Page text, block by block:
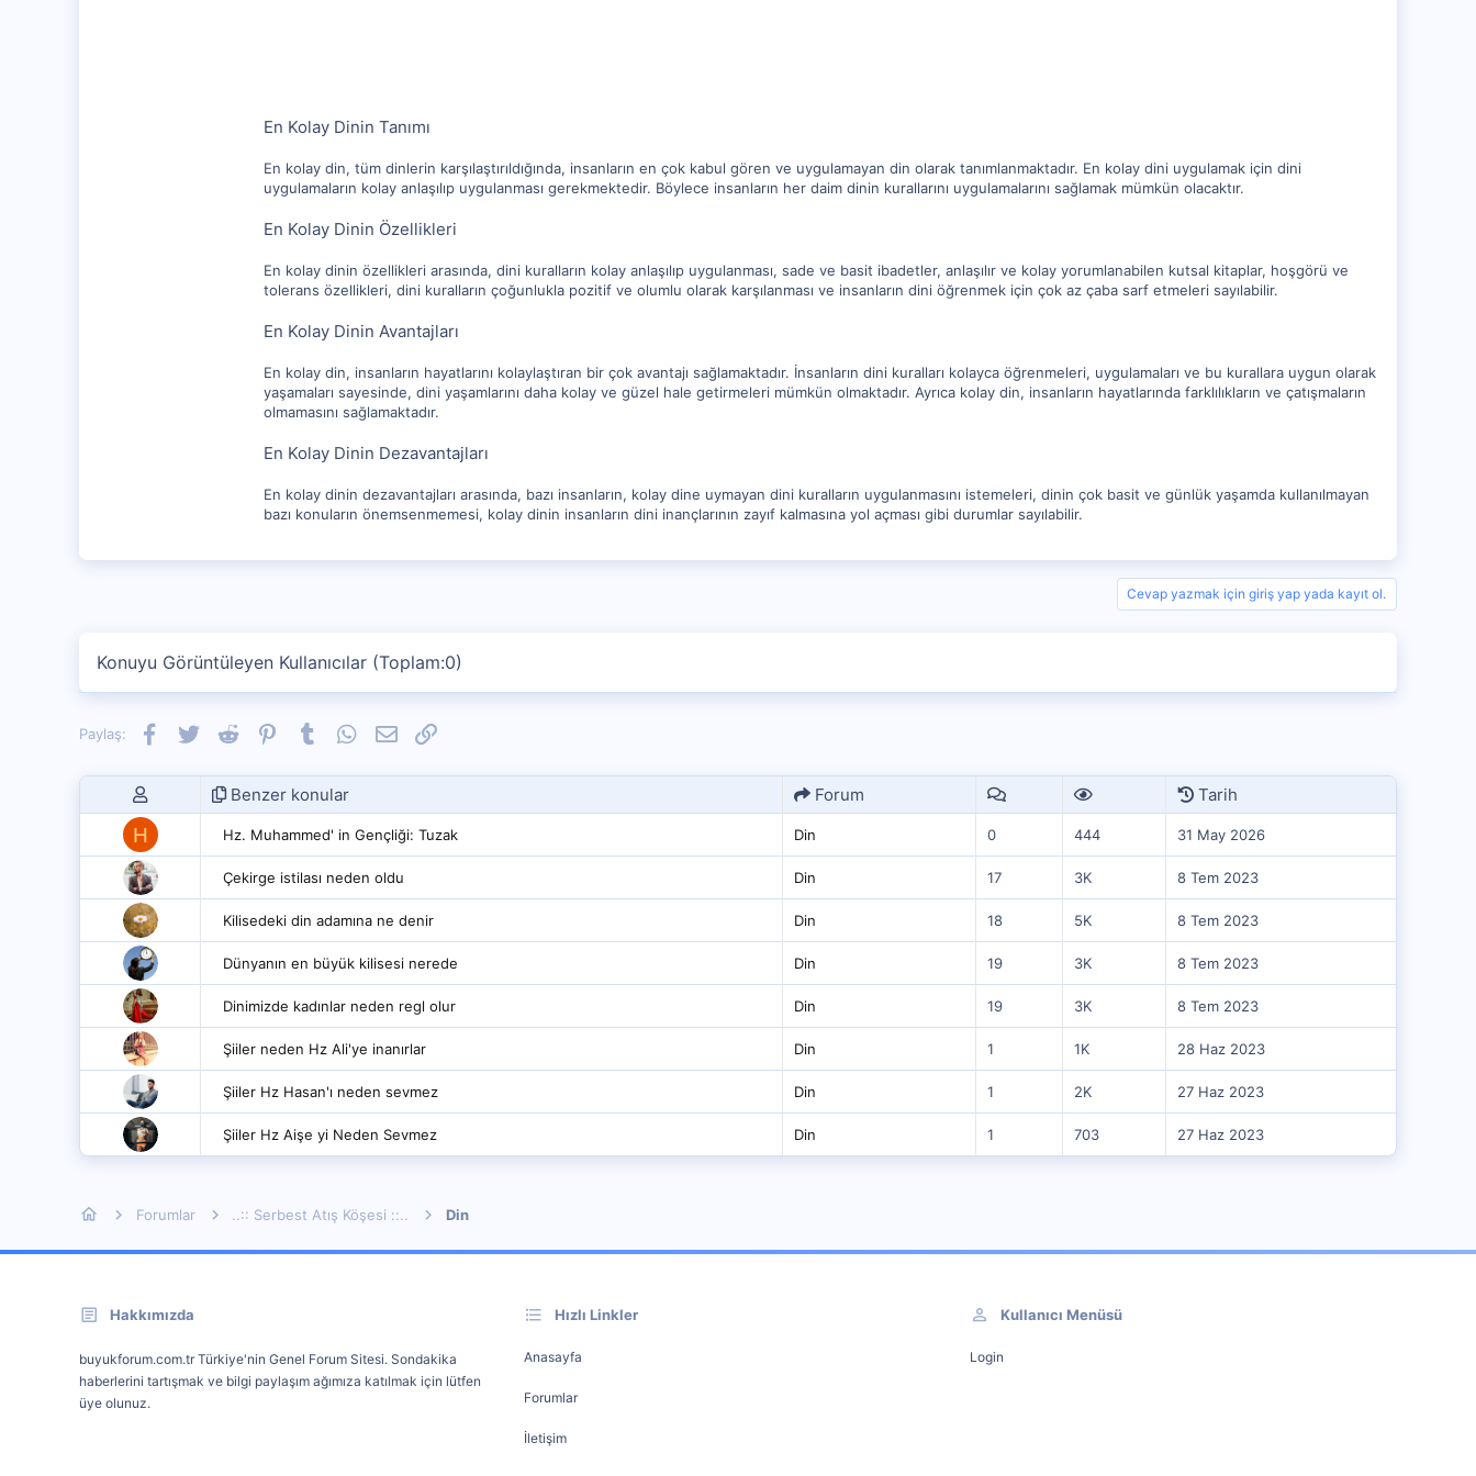
En Kolay Dinin Tanımı
En kolay din, tüm dinlerin karşılaştırıldığında, insanların en çok kabul gören ve uygulamayan din olarak tanımlanmaktadır. En kolay dini uygulamak için dini
uygulamaların kolay anlaşılıp uygulanması gerekmektedir. Böylece insanların her daim dinin kurallarını uygulamalarını sağlamak mümkün olacaktır.
En Kolay Dinin Özellikleri
En kolay dinin özellikleri arasında, dini kuralların kolay anlaşılıp uygulanması, sade ve basit ibadetler, anlaşılır ve kolay yorumlanabilen kutsal kitaplar, hoşgörü ve
tolerans özellikleri, dini kuralların çoğunlukla pozitif ve olumlu olarak karşılanması ve insanların dini öğrenmek için çok az çaba sarf etmeleri sayılabilir.
En Kolay Dinin Avantajları
En kolay din, insanların hayatlarını kolaylaştıran bir çok avantajı sağlamaktadır. İnsanların dini kuralları kolayca öğrenmeleri, uygulamaları ve bu kurallara uygun olarak
yaşamaları sayesinde, dini yaşamlarını daha kolay ve güzel hale getirmeleri mümkün olmaktadır. Ayrıca kolay din, insanların hayatlarında farklılıkların ve çatışmaların
olmamasını sağlamaktadır.
En Kolay Dinin Dezavantajları
En kolay dinin dezavantajları arasında, bazı insanların, kolay dine uymayan dini kuralların uygulanmasını istemeleri, dinin çok basit ve günlük yaşamda kullanılmayan
bazı konuların önemsenmemesi, kolay dinin insanların dini inançlarının zayıf kalmasına yol açması gibi durumlar sayılabilir.
Cevap yazmak için giriş yap yada kayıt ol.
Konuyu Görüntüleyen Kullanıcılar (Toplam:0)
Paylaş: Facebook
TwitterReddit PinterestTumblrWhatsApp
E-postaLink
Benzer konular Forum Tarih
H Hz. Muhammed' in Gençliği: Tuzak Din 0 444 31 May 2026
Çekirge istilası neden oldu Din 17 3K 8 Tem 2023
Kilisedeki din adamına ne denir Din 18 5K 8 Tem 2023
Dünyanın en büyük kilisesi nerede Din 19 3K 8 Tem 2023
Dinimizde kadınlar neden regl olur Din 19 3K 8 Tem 2023
Şiiler neden Hz Ali'ye inanırlar Din 1 1K 28 Haz 2023
Şiiler Hz Hasan'ı neden sevmez Din 1 2K 27 Haz 2023
Şiiler Hz Aişe yi Neden Sevmez Din 1 703 27 Haz 2023
Forumlar ..:: Serbest Atış Köşesi ::.. Din
Hakkımızda
buyukforum.com.tr Türkiye'nin Genel Forum Sitesi. Sondakika
haberlerini tartışmak ve bilgi paylaşım ağımıza katılmak için lütfen
üye olunuz.
Hızlı Linkler
Anasayfa
Forumlar
İletişim
Kullanıcı Menüsü
Login